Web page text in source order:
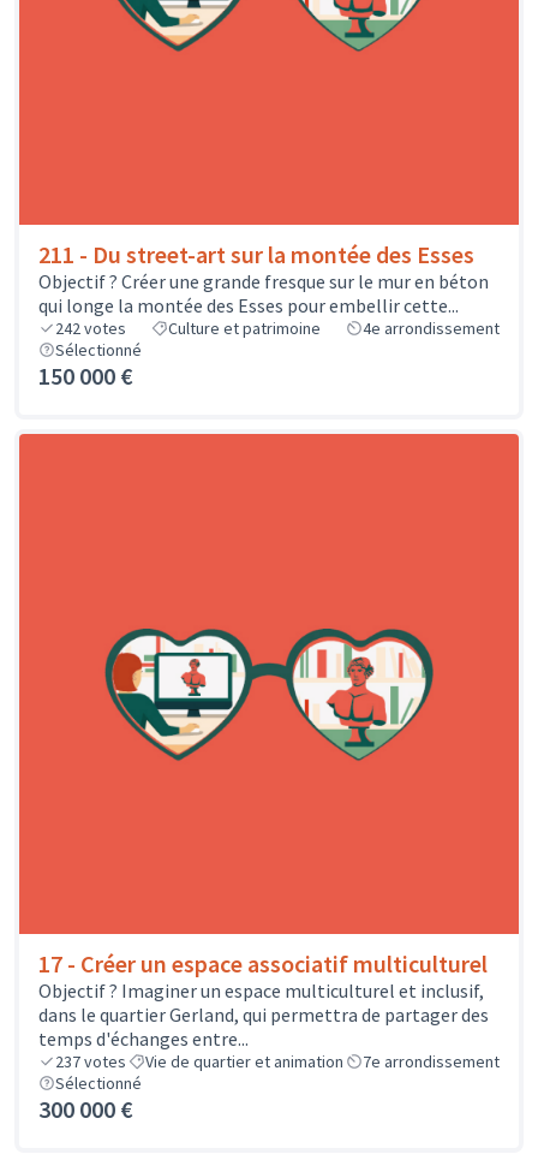
211 - Du street-art sur la montée des Esses
Objectif ? Créer une grande fresque sur le mur en béton
qui longe la montée des Esses pour embellir cette...
242votes Culture et patrimoine
4e arrondissement
Sélectionné
150 000 €
17 - Créer un espace associatif multiculturel
Objectif ? Imaginer un espace multiculturel et inclusif,
dans le quartier Gerland, qui permettra de partager des
temps d'échanges entre...
237votes Vie de quartier et animation
7e arrondissement
Sélectionné
300 000 €